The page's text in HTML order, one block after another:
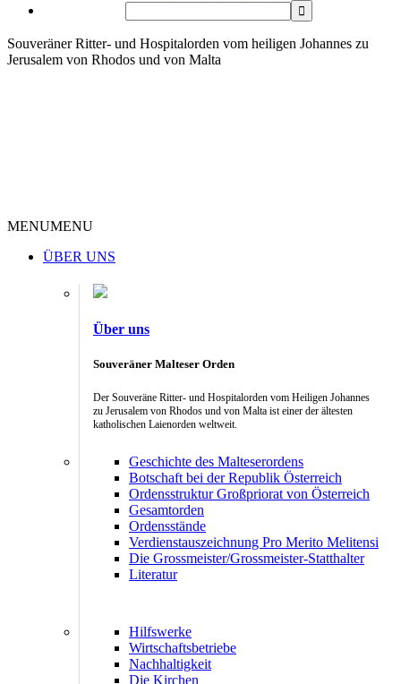
Souveräner Ritter- und Hospitalorden vom heiligen Johannes zu
Jerusalem von Rhodos und von Malta
MENUMENU
ÜBER UNS
Über uns
Souveräner Malteser Orden
Der Souveräne Ritter- und Hospitalorden vom Heiligen Johannes
zu Jerusalem von Rhodos und von Malta ist einer der ältesten
katholischen Laienorden weltweit.
Geschichte des Malteserordens
Botschaft bei der Republik Österreich
Ordensstruktur Großpriorat von Österreich
Gesamtorden
Ordensstände
Verdienstauszeichnung Pro Merito Melitensi
Die Grossmeister/Grossmeister-Statthalter
Literatur
Hilfswerke
Wirtschaftsbetriebe
Nachhaltigkeit
Die Kirchen